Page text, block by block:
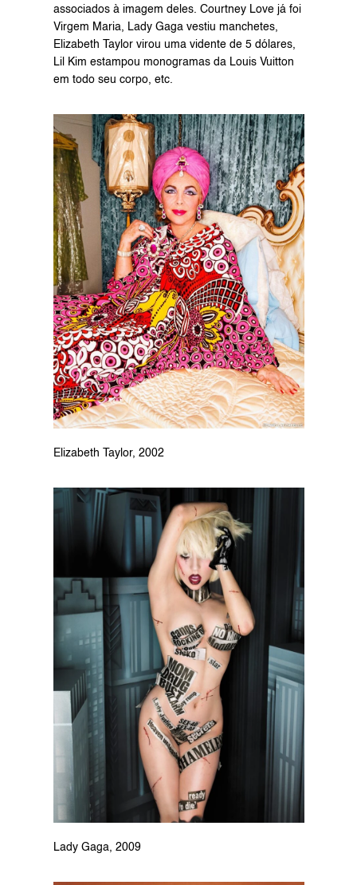
associados à imagem deles. Courtney Love já foi
Virgem Maria, Lady Gaga vestiu manchetes,
Elizabeth Taylor virou uma vidente de 5 dólares,
Lil Kim estampou monogramas da Louis Vuitton
em todo seu corpo, etc.
Elizabeth Taylor, 2002
Lady Gaga, 2009